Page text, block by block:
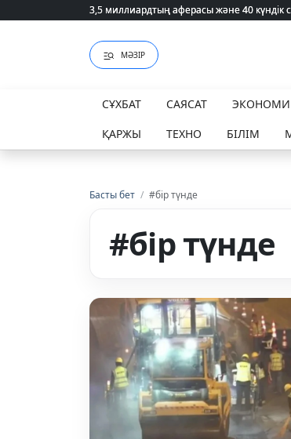
3,5 миллиардтың аферасы және 40
3,5 миллиардтың аферасы және 40
МӘЗІР
СҰХБАТ САЯСАТ
ҚАРЖЫ
ТЕХНО БІЛІМ
Басты бет / #бір түнде
#бір түнде